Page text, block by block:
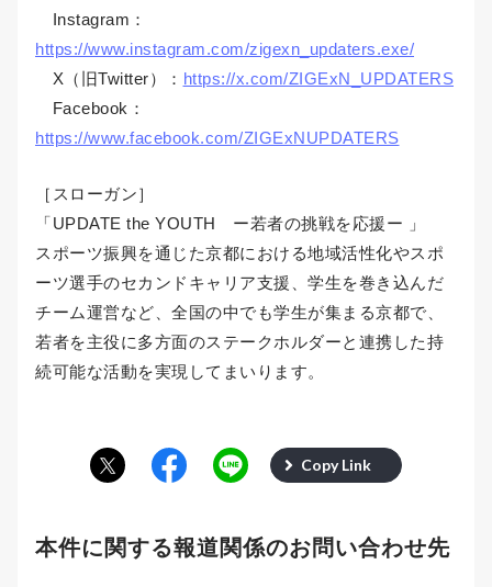
Instagram：
https://www.instagram.com/zigexn_updaters.exe/
X（旧Twitter）： https://x.com/ZIGExN_UPDATERS
Facebook：
https://www.facebook.com/ZIGExNUPDATERS
［スローガン］
「UPDATE the YOUTH ー若者の挑戦を応援ー 」
スポーツ振興を通じた京都における地域活性化やスポ
ーツ選手のセカンドキャリア支援、学生を巻き込んだ
チーム運営など、全国の中でも学生が集まる京都で、
若者を主役に多方面のステークホルダーと連携した持
続可能な活動を実現してまいります。
Copy Link
本件に関する報道関係のお問い合わせ先